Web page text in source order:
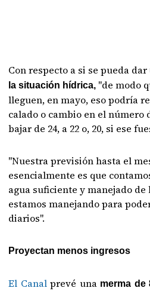
Con respecto a si se pueda dar
la situación hídrica, "de modo
lleguen, en mayo, eso podría
calado o cambio en el
bajar de 24, a 22 o, 20, si ese
"Nuestra previsión hasta el
esencialmente es que
agua suficiente y manejado de
estamos manejando para
diarios".
Proyectan menos ingresos
El Canalprevé una merma de